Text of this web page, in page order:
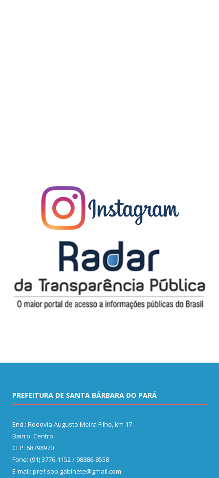
PREFEITURA DE SANTA BÁRBARA DO PARÁ
End.: Rodovia Augusto Meira Filho, km 17
Bairro: Centro
CEP: 68798970
Fone: (91) 3776-1152 / 98886-8558
E-mail: pref.sbp.gabinete@gmail.com